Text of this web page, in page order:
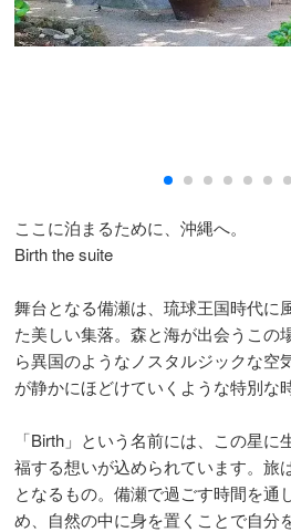
ここに泊まるために、沖縄へ。
Birth the suite
舞台となる備瀬は、琉球王国時代に
た美しい集落。森と海が出会うこの
ら異国のようなノスタルジックな空
が静かにほどけていくような特別な
「Birth」という名前には、この星
福する想いが込められています。旅
となるもの。備瀬で過ごす時間を通
め、自然の中に身を置くことで自分